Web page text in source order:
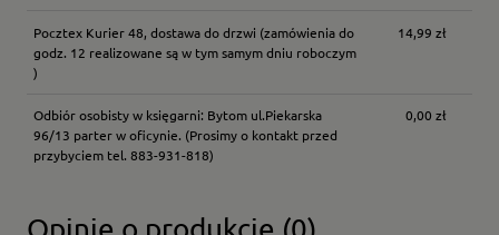
Pocztex Kurier 48, dostawa do drzwi (zamówienia do
godz. 12 realizowane są w tym samym dniu roboczym
)
14,99 zł
Odbiór osobisty w księgarni: Bytom ul.Piekarska
96/13 parter w oficynie. (Prosimy o kontakt przed
przybyciem tel. 883-931-818)
0,00 zł